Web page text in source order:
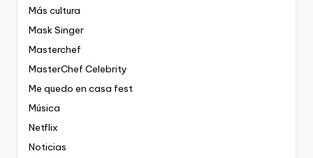
Más cultura
Mask Singer
Masterchef
MasterChef Celebrity
Me quedo en casa fest
Música
Netflix
Noticias